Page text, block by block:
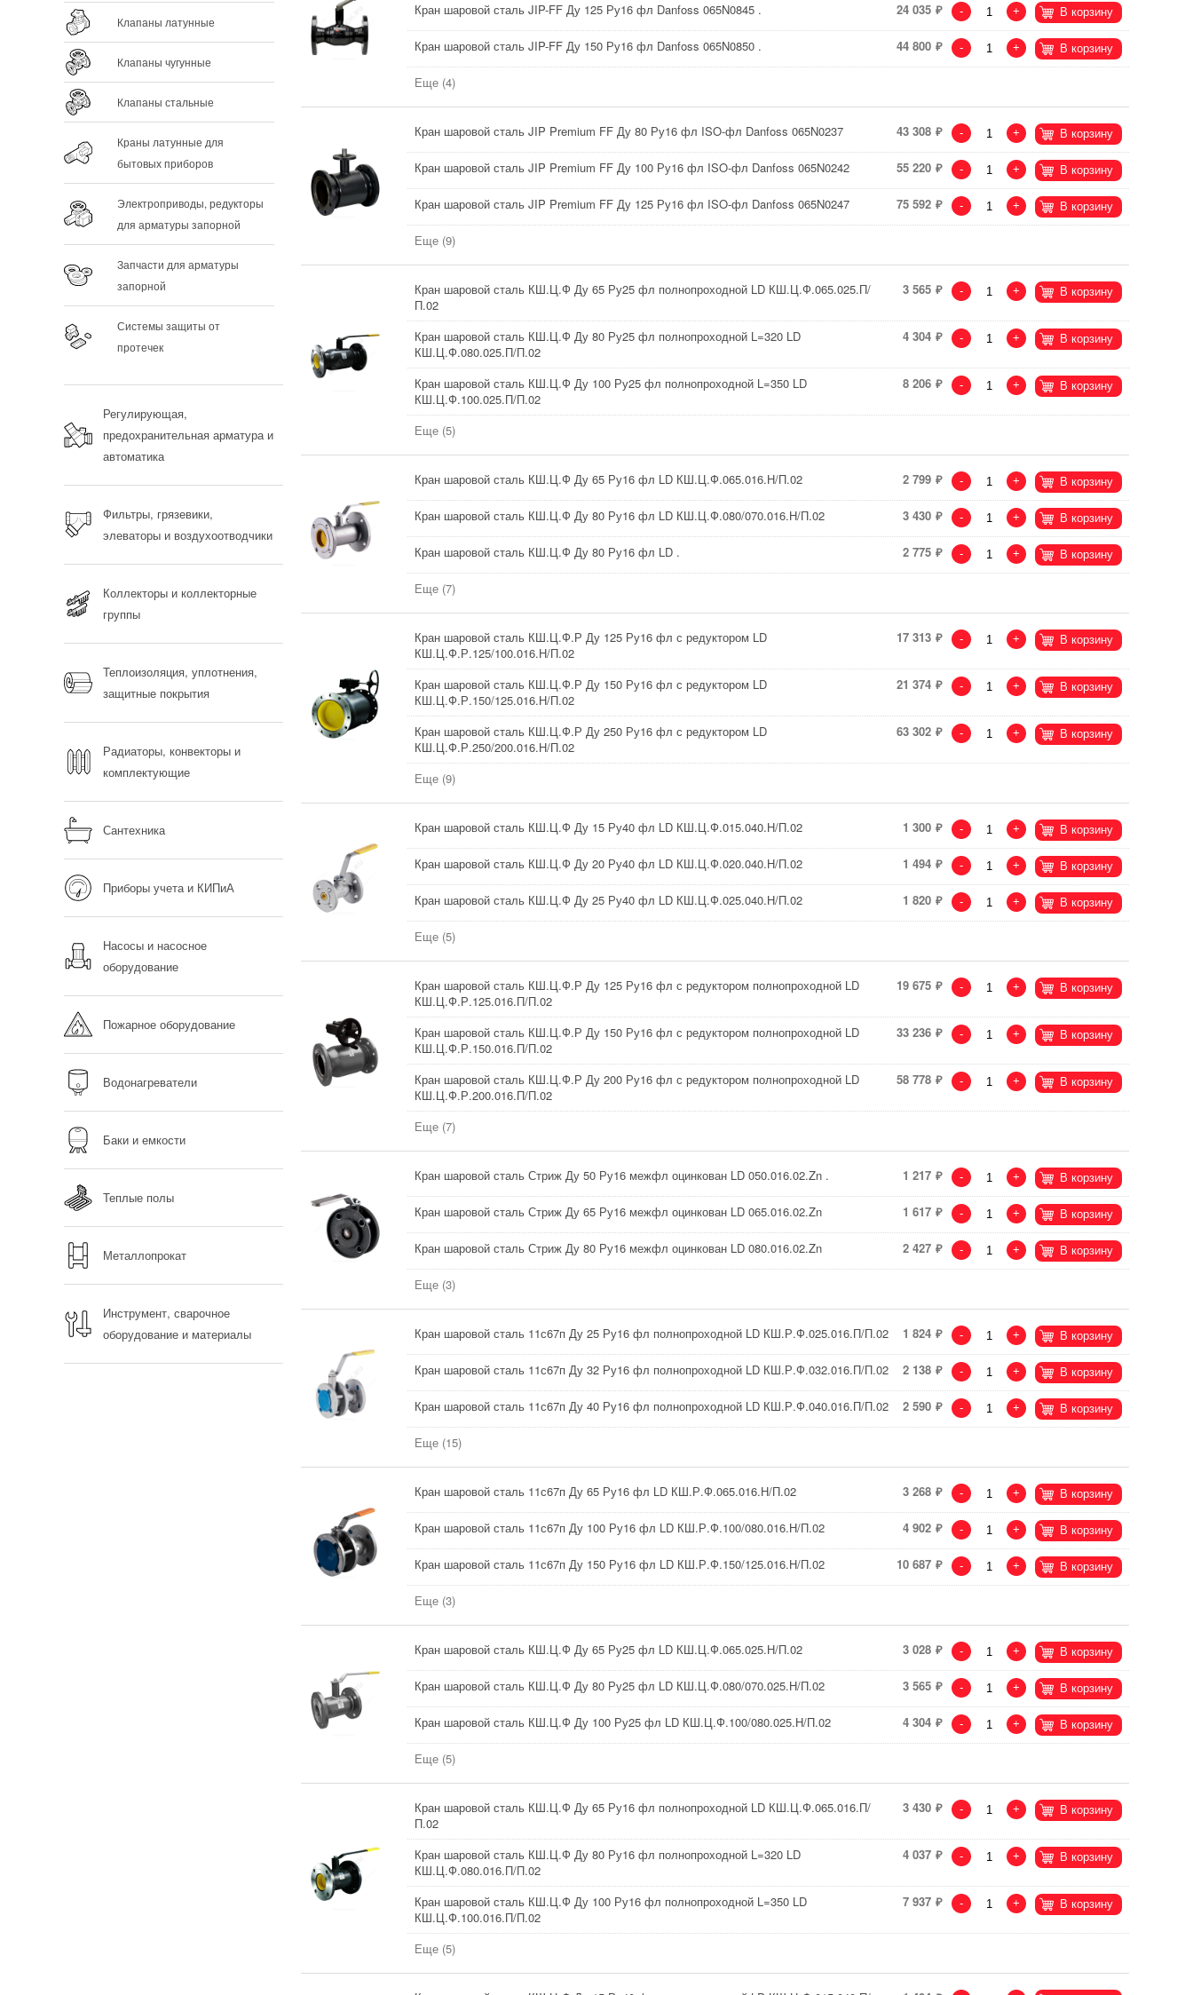
Клапаны латунные
Клапаны чугунные
Клапаны стальные
Краны латунные для
бытовых приборов
Электроприводы, редукторы
для арматуры запорной
Запчасти для арматуры
запорной
Системы защиты от
протечек
Регулирующая,
предохранительная арматура и
автоматика
Фильтры, грязевики,
элеваторы и воздухоотводчики
Коллекторы и коллекторные
группы
Теплоизоляция, уплотнения,
защитные покрытия
Радиаторы, конвекторы и
комплектующие
Сантехника
Приборы учета и КИПиА
Насосы и насосное
оборудование
Пожарное оборудование
Водонагреватели
Баки и емкости
Теплые полы
Металлопрокат
Инструмент, сварочное
оборудование и материалы
Кран шаровой сталь JIP-FF Ду 125 Ру16 фл Danfoss 065N0845 . 24 035 - + В корзину
Кран шаровой сталь JIP-FF Ду 150 Ру16 фл Danfoss 065N0850 . 44 800 - + В корзину
Еще (4)
Кран шаровой сталь JIP Premium FF Ду 80 Ру16 фл ISO-фл Danfoss 065N0237 43 308 - + В корзину
Кран шаровой сталь JIP Premium FF Ду 100 Ру16 фл ISO-фл Danfoss 065N0242 55 220 - + В корзину
Кран шаровой сталь JIP Premium FF Ду 125 Ру16 фл ISO-фл Danfoss 065N0247 75 592 - + В корзину
Еще (9)
Кран шаровой сталь КШ.Ц.Ф Ду 65 Ру25 фл полнопроходной LD КШ.Ц.Ф.065.025.П/
П.02
3 565 - + В корзину
Кран шаровой сталь КШ.Ц.Ф Ду 80 Ру25 фл полнопроходной L=320 LD
КШ.Ц.Ф.080.025.П/П.02
4 304 - + В корзину
Кран шаровой сталь КШ.Ц.Ф Ду 100 Ру25 фл полнопроходной L=350 LD
КШ.Ц.Ф.100.025.П/П.02
8 206 - + В корзину
Еще (5)
Кран шаровой сталь КШ.Ц.Ф Ду 65 Ру16 фл LD КШ.Ц.Ф.065.016.Н/П.02 2 799 - + В корзину
Кран шаровой сталь КШ.Ц.Ф Ду 80 Ру16 фл LD КШ.Ц.Ф.080/070.016.Н/П.02 3 430 - + В корзину
Кран шаровой сталь КШ.Ц.Ф Ду 80 Ру16 фл LD . 2 775 - + В корзину
Еще (7)
Кран шаровой сталь КШ.Ц.Ф.Р Ду 125 Ру16 фл с редуктором LD
КШ.Ц.Ф.Р.125/100.016.Н/П.02
17 313 - + В корзину
Кран шаровой сталь КШ.Ц.Ф.Р Ду 150 Ру16 фл с редуктором LD
КШ.Ц.Ф.Р.150/125.016.Н/П.02
21 374 - + В корзину
Кран шаровой сталь КШ.Ц.Ф.Р Ду 250 Ру16 фл с редуктором LD
КШ.Ц.Ф.Р.250/200.016.Н/П.02
63 302 - + В корзину
Еще (9)
Кран шаровой сталь КШ.Ц.Ф Ду 15 Ру40 фл LD КШ.Ц.Ф.015.040.Н/П.02 1 300 - + В корзину
Кран шаровой сталь КШ.Ц.Ф Ду 20 Ру40 фл LD КШ.Ц.Ф.020.040.Н/П.02 1 494 - + В корзину
Кран шаровой сталь КШ.Ц.Ф Ду 25 Ру40 фл LD КШ.Ц.Ф.025.040.Н/П.02 1 820 - + В корзину
Еще (5)
Кран шаровой сталь КШ.Ц.Ф.Р Ду 125 Ру16 фл с редуктором полнопроходной LD
КШ.Ц.Ф.Р.125.016.П/П.02
19 675 - + В корзину
Кран шаровой сталь КШ.Ц.Ф.Р Ду 150 Ру16 фл с редуктором полнопроходной LD
КШ.Ц.Ф.Р.150.016.П/П.02
33 236 - + В корзину
Кран шаровой сталь КШ.Ц.Ф.Р Ду 200 Ру16 фл с редуктором полнопроходной LD
КШ.Ц.Ф.Р.200.016.П/П.02
58 778 - + В корзину
Еще (7)
Кран шаровой сталь Стриж Ду 50 Ру16 межфл оцинкован LD 050.016.02.Zn . 1 217 - + В корзину
Кран шаровой сталь Стриж Ду 65 Ру16 межфл оцинкован LD 065.016.02.Zn 1 617 - + В корзину
Кран шаровой сталь Стриж Ду 80 Ру16 межфл оцинкован LD 080.016.02.Zn 2 427 - + В корзину
Еще (3)
Кран шаровой сталь 11с67п Ду 25 Ру16 фл полнопроходной LD КШ.Р.Ф.025.016.П/П.02 1 824 - + В корзину
Кран шаровой сталь 11с67п Ду 32 Ру16 фл полнопроходной LD КШ.Р.Ф.032.016.П/П.02 2 138 - + В корзину
Кран шаровой сталь 11с67п Ду 40 Ру16 фл полнопроходной LD КШ.Р.Ф.040.016.П/П.02 2 590 - + В корзину
Еще (15)
Кран шаровой сталь 11с67п Ду 65 Ру16 фл LD КШ.Р.Ф.065.016.Н/П.02 3 268 - + В корзину
Кран шаровой сталь 11с67п Ду 100 Ру16 фл LD КШ.Р.Ф.100/080.016.Н/П.02 4 902 - + В корзину
Кран шаровой сталь 11с67п Ду 150 Ру16 фл LD КШ.Р.Ф.150/125.016.Н/П.02 10 687 - + В корзину
Еще (3)
Кран шаровой сталь КШ.Ц.Ф Ду 65 Ру25 фл LD КШ.Ц.Ф.065.025.Н/П.02 3 028 - + В корзину
Кран шаровой сталь КШ.Ц.Ф Ду 80 Ру25 фл LD КШ.Ц.Ф.080/070.025.Н/П.02 3 565 - + В корзину
Кран шаровой сталь КШ.Ц.Ф Ду 100 Ру25 фл LD КШ.Ц.Ф.100/080.025.Н/П.02 4 304 - + В корзину
Еще (5)
Кран шаровой сталь КШ.Ц.Ф Ду 65 Ру16 фл полнопроходной LD КШ.Ц.Ф.065.016.П/
П.02
3 430 - + В корзину
Кран шаровой сталь КШ.Ц.Ф Ду 80 Ру16 фл полнопроходной L=320 LD
КШ.Ц.Ф.080.016.П/П.02
4 037 - + В корзину
Кран шаровой сталь КШ.Ц.Ф Ду 100 Ру16 фл полнопроходной L=350 LD
КШ.Ц.Ф.100.016.П/П.02
7 937 - + В корзину
Еще (5)